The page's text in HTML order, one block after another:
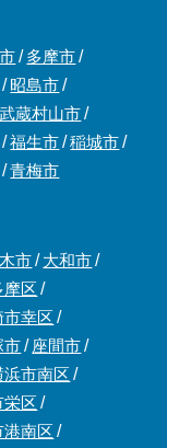
多摩市
昭島市
武蔵村山市
福生市
稲城市
青梅市
市
大和市
摩区
市幸区
市
座間市
浜市南区
栄区
港南区